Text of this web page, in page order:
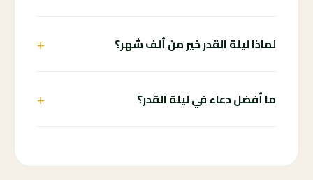
لماذا ليلة القدر خير من ألف شهر؟ +
ما أفضل دعاء في ليلة القدر؟ +